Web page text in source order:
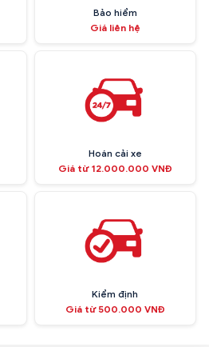
Bảo hiểm
Giá liên hệ
Hoán cải xe
Giá từ 12.000.000 VNĐ
Kiểm định
Giá từ 500.000 VNĐ